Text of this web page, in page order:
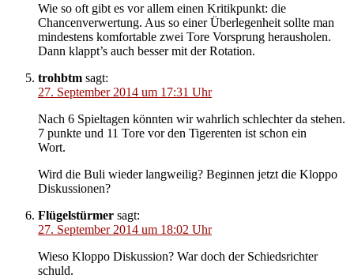
Wie so oft gibt es vor allem einen Kritikpunkt: die
Chancenverwertung. Aus so einer Überlegenheit sollte man
mindestens komfortable zwei Tore Vorsprung herausholen.
Dann klappt’s auch besser mit der Rotation.
trohbtm sagt:
27. September 2014 um 17:31 Uhr
Nach 6 Spieltagen könnten wir wahrlich schlechter da stehen.
7 punkte und 11 Tore vor den Tigerenten ist schon ein
Wort.
Wird die Buli wieder langweilig? Beginnen jetzt die Kloppo
Diskussionen?
Flügelstürmer sagt:
27. September 2014 um 18:02 Uhr
Wieso Kloppo Diskussion? War doch der Schiedsrichter
schuld.